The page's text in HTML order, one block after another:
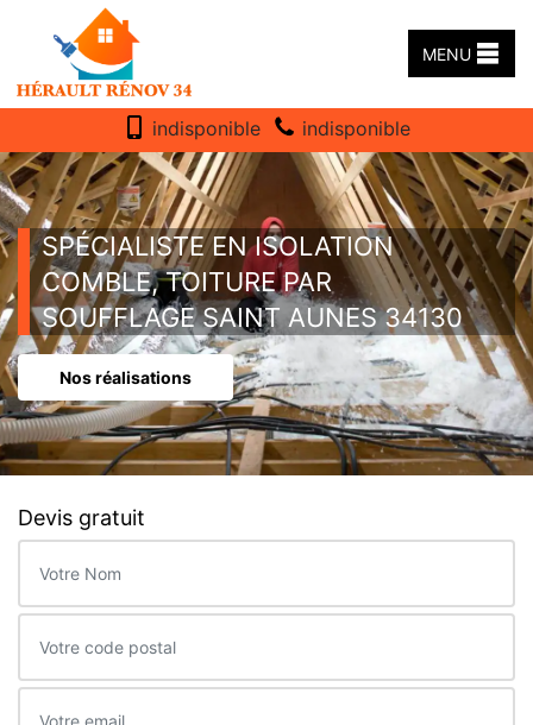
MENU
indisponible indisponible
SPÉCIALISTE EN ISOLATION
COMBLE, TOITURE PAR
SOUFFLAGE SAINT AUNES 34130
Nos réalisations
Devis gratuit